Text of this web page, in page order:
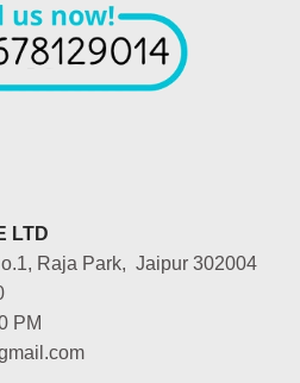
LTD
Raja Park, Jaipur 302004
PM